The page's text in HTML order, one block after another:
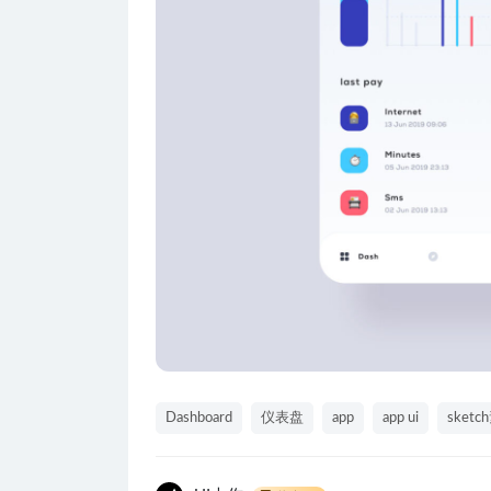
Dashboard 仪表盘 app app ui